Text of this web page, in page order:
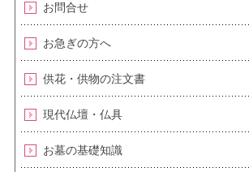
お問合せ
お急ぎの方へ
供花・供物の注文書
現代仏壇・仏具
お墓の基礎知識